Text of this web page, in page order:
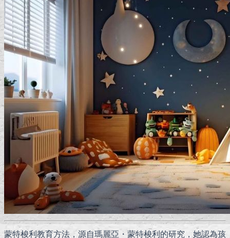
蒙特梭利教育方法，源自瑪麗亞・蒙特梭利的研究，她認為孩